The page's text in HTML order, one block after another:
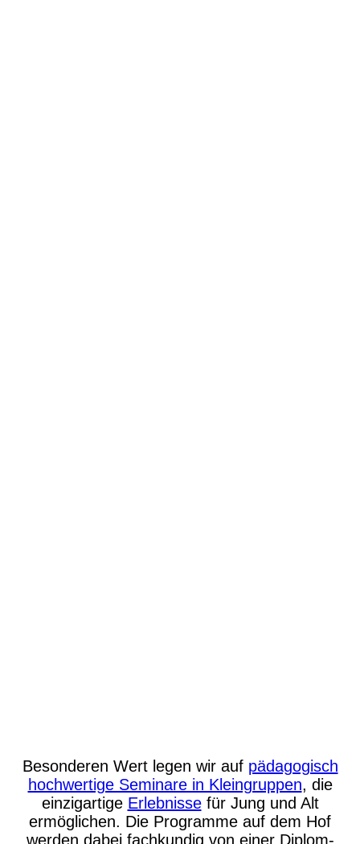
Besonderen Wert legen wir auf pädagogisch
hochwertige Seminare in Kleingruppen, die
einzigartige Erlebnissefür Jung und Alt
ermöglichen. Die Programme auf dem Hof
werden dabei fachkundig von einer Diplom-